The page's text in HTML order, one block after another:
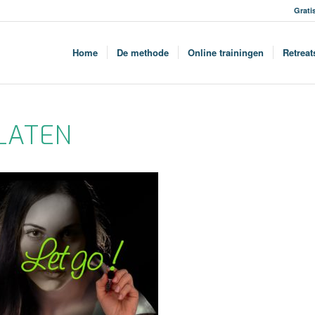
Home De methode Online trainingen